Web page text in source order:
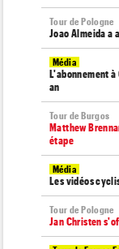
Tour de Pologne
Joao Almeida a
Média
L'abonnement à
an
Tour de Burgos
Matthew
étape
Média
Les vidéos
Tour de Pologne
Jan Christen